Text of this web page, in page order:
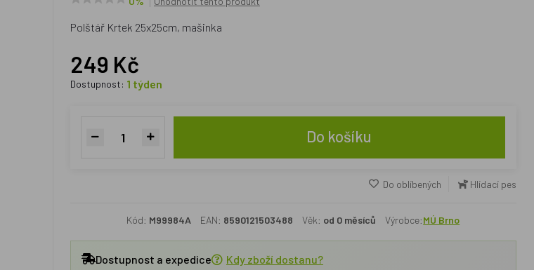
Polštář Krtek 25x25cm, mašinka
249 Kč
Dostupnost: 1 týden
Do košíku
Do oblíbených Hlídací pes
Kód: M99984A EAN: 8590121503488 Věk: od 0 měsíců Výrobce:MÚ Brno
Dostupnost a expedice Kdy zboží dostanu?